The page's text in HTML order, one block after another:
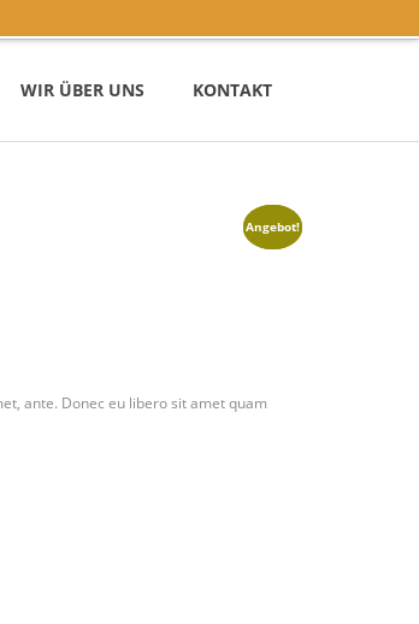
WIR ÜBER UNS KONTAKT
ante. Donec eu libero sit amet quam
Angebot!
Angebot!